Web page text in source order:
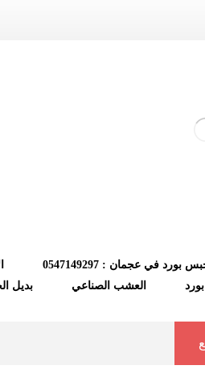
بورد في عجمان : 0547149297
العشب الصناعي بديل